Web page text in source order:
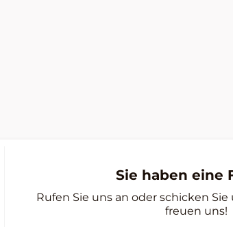
Sie haben eine
Rufen Sie uns an oder schicken
freuen uns!